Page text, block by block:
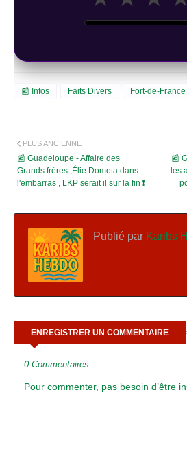
📰 Infos Faits Divers Fort-de-France
📰
les
PLUS ANCIENNE
📰 Guadeloupe - Affaire des
Grands frères ,Élie Domota dans
l'embarras , LKP serait il sur la fin ❗
Publié par Karibs
ENREGISTRER UN COMMENTAIRE
0 Commentaires
Pour commenter, pas besoin d’être